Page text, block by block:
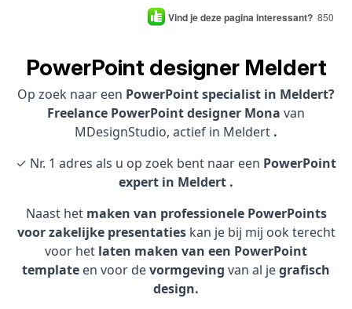
Vind je deze pagina interessant? 850
PowerPoint designer Meldert
Op zoek naar een PowerPoint specialist in Meldert?
Freelance PowerPoint designer Mona van
MDesignStudio, actief in Meldert .
✓ Nr. 1 adres als u op zoek bent naar een PowerPoint
expert in Meldert .
Naast het maken van professionele PowerPoints
voor zakelijke presentatieskan je bij mij ook terecht
voor het laten maken van een PowerPoint
template en voor devormgeving van al jegrafisch
design.